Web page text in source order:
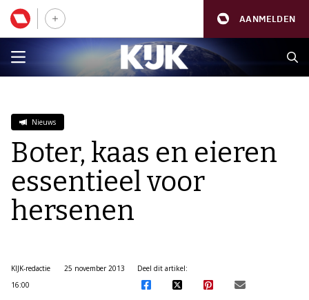
AANMELDEN
Nieuws
Boter, kaas en eieren
essentieel voor
hersenen
KIJK-redactie
25 november 2013
16:00
Deel dit artikel: